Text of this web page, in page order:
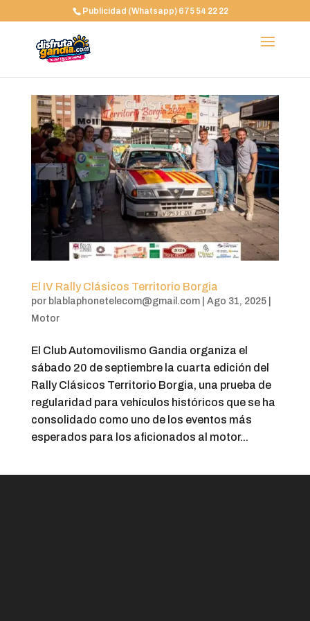
Publicidad (Whatsapp) 675 54 22 22
El IV Rally Clásicos Territorio Borgia
por blablaphonetelecom@gmail.com| Ago 31, 2025|
Motor
El Club Automovilismo Gandia organiza el
sábado 20 de septiembre la cuarta edición del
Rally Clásicos Territorio Borgia, una prueba de
regularidad para vehículos históricos que se ha
consolidado como uno de los eventos más
esperados para los aficionados al motor...